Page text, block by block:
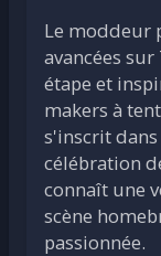
Le moddeur
avancées
étape et
makers à
s'inscrit
célébration
connaît une
scène
passionnée.